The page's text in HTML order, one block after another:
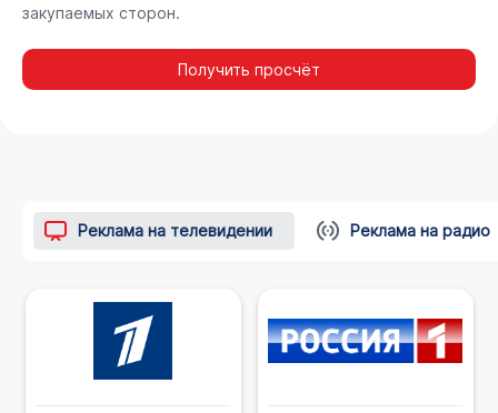
закупаемых сторон.
Получить просчёт
Реклама на телевидении Реклама на радио